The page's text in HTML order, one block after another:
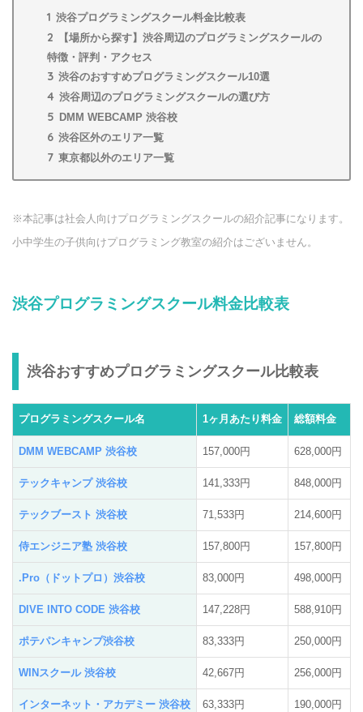
1 渋谷プログラミングスクール料金比較表
2
【場所から探す】渋谷周辺のプログラミングスクールの
特徴・評判・アクセス
3 渋谷のおすすめプログラミングスクール10選
4 渋谷周辺のプログラミングスクールの選び方
5 DMM WEBCAMP 渋谷校
6 渋谷区外のエリア一覧
7 東京都以外のエリア一覧
※本記事は社会人向けプログラミングスクールの紹介記事になります。
小中学生の子供向けプログラミング教室の紹介はございません。
渋谷プログラミングスクール料金比較表
渋谷おすすめプログラミングスクール比較表
プログラミングスクール名 1ヶ月あたり料金 総額料金
DMM WEBCAMP 渋谷校 157,000円 628,000円
テックキャンプ 渋谷校 141,333円 848,000円
テックブースト 渋谷校 71,533円 214,600円
侍エンジニア塾 渋谷校 157,800円 157,800円
.Pro（ドットプロ）渋谷校 83,000円 498,000円
DIVE INTO CODE 渋谷校 147,228円 588,910円
ポテパンキャンプ渋谷校 83,333円 250,000円
WINスクール 渋谷校 42,667円 256,000円
インターネット・アカデミー 渋谷校 63,333円 190,000円